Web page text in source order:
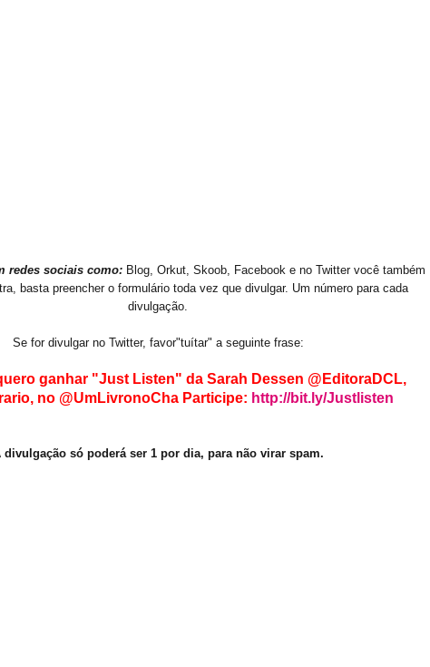
redes sociais como: Blog, Orkut, Skoob, Facebook e no Twitter você também
basta preencher o formulário toda vez que divulgar. Um número para cada
divulgação.
Se for divulgar no Twitter, favor"tuítar" a seguinte frase:
ganhar "Just Listen" da Sarah Dessen @EditoraDCL,
no @UmLivronoCha Participe: http://bit.ly/Justlisten
divulgação só poderá ser 1 por dia, para não virar spam.